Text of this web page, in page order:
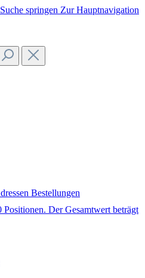
springen Zur Hauptnavigation
Bestellungen
Positionen. Der Gesamtwert beträgt